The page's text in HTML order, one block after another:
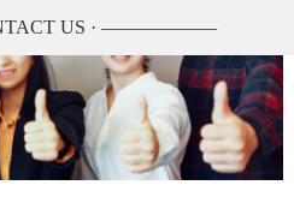
US · ——————